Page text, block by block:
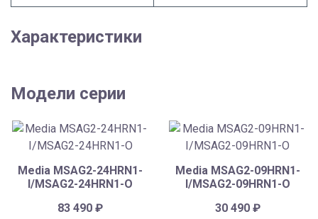
Характеристики
Модели серии
Media MSAG2-24HRN1-
I/MSAG2-24HRN1-O
83 490₽
Media MSAG2-09HRN1-
I/MSAG2-09HRN1-O
30 490 ₽